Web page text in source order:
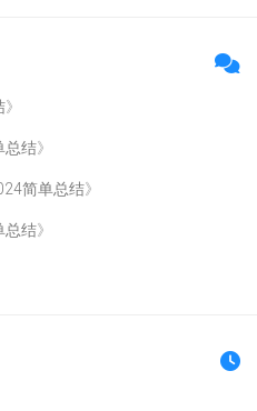
》
总结》
简单总结》
总结》